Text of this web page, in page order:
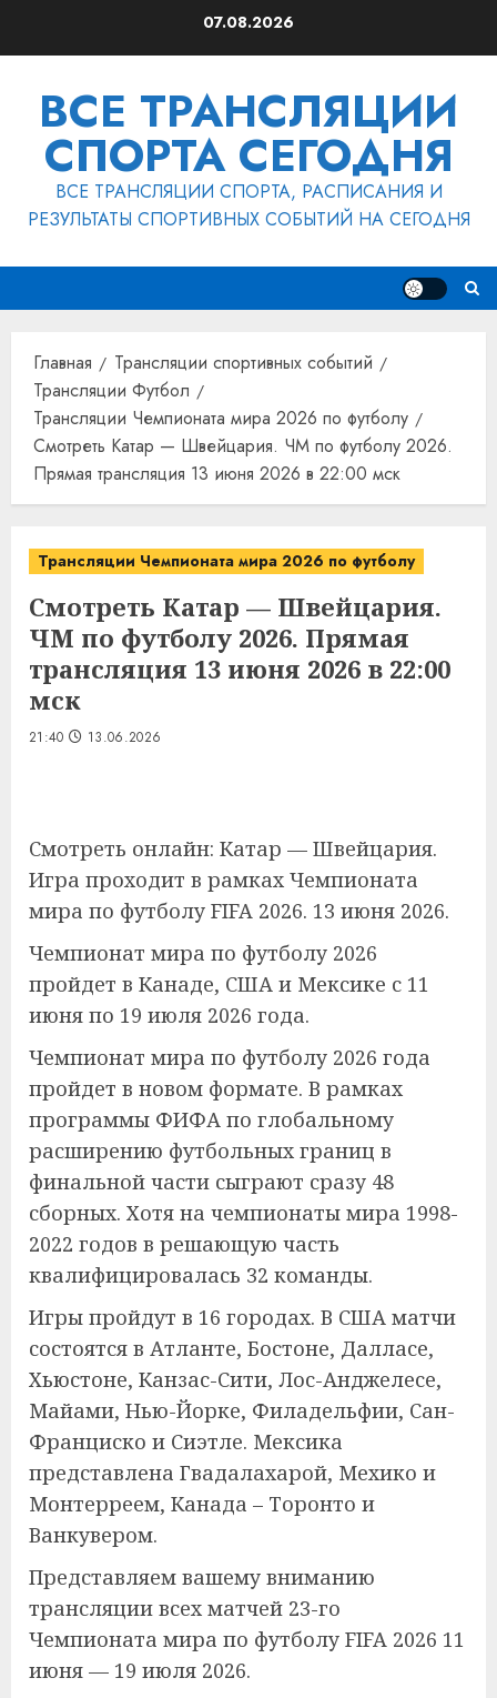
07.08.2026
ВСЕ ТРАНСЛЯЦИИ
СПОРТА СЕГОДНЯ
ВСЕ ТРАНСЛЯЦИИ СПОРТА, РАСПИСАНИЯ И
РЕЗУЛЬТАТЫ СПОРТИВНЫХ СОБЫТИЙ НА СЕГОДНЯ
Главная
Трансляции спортивных событий
Трансляции Футбол
Трансляции Чемпионата мира 2026 по футболу
Смотреть Катар — Швейцария. ЧМ по футболу 2026.
Прямая трансляция 13 июня 2026 в 22:00 мск
Трансляции Чемпионата мира 2026 по футболу
Смотреть Катар — Швейцария.
ЧМ по футболу 2026. Прямая
трансляция 13 июня 2026 в 22:00
мск
21:40 13.06.2026
Смотреть онлайн: Катар — Швейцария.
Игра проходит в рамках Чемпионата
мира по футболу FIFA 2026. 13 июня 2026.
Чемпионат мира по футболу 2026
пройдет в Канаде, США и Мексике с 11
июня по 19 июля 2026 года.
Чемпионат мира по футболу 2026 года
пройдет в новом формате. В рамках
программы ФИФА по глобальному
расширению футбольных границ в
финальной части сыграют сразу 48
сборных. Хотя на чемпионаты мира 1998-
2022 годов в решающую часть
квалифицировалась 32 команды.
Игры пройдут в 16 городах. В США матчи
состоятся в Атланте, Бостоне, Далласе,
Хьюстоне, Канзас-Сити, Лос-Анджелесе,
Майами, Нью-Йорке, Филадельфии, Сан-
Франциско и Сиэтле. Мексика
представлена Гвадалахарой, Мехико и
Монтерреем, Канада – Торонто и
Ванкувером.
Представляем вашему вниманию
трансляции всех матчей 23-го
Чемпионата мира по футболу FIFA 2026 11
июня — 19 июля 2026.